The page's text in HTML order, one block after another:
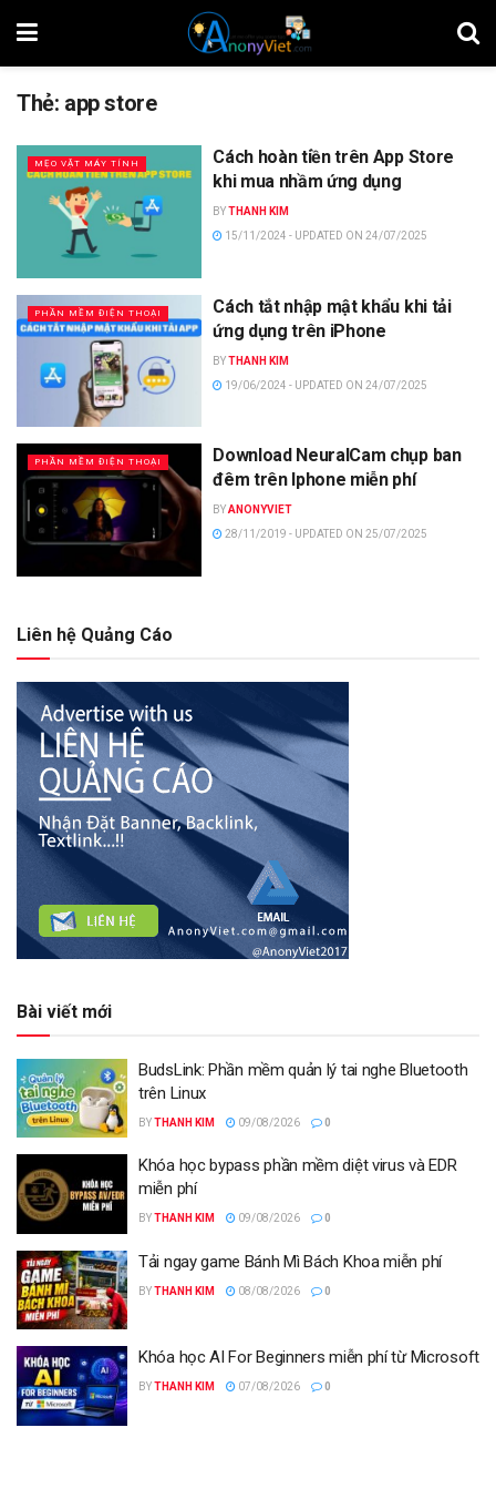
Thẻ: app store
MẸO VẶT MÁY TÍNH
Cách hoàn tiền trên App Store
khi mua nhầm ứng dụng
BYTHANH KIM
15/11/2024 - UPDATED ON 24/07/2025
PHẦN MỀM ĐIỆN THOẠI
Cách tắt nhập mật khẩu khi tải
ứng dụng trên iPhone
BYTHANH KIM
19/06/2024 - UPDATED ON 24/07/2025
PHẦN MỀM ĐIỆN THOẠI
Download NeuralCam chụp ban
đêm trên Iphone miễn phí
BYANONYVIET
28/11/2019 - UPDATED ON 25/07/2025
Liên hệ Quảng Cáo
Bài viết mới
BudsLink: Phần mềm quản lý tai nghe Bluetooth
trên Linux
BYTHANH KIM 09/08/2026 0
Khóa học bypass phần mềm diệt virus và EDR
miễn phí
BYTHANH KIM 09/08/2026 0
Tải ngay game Bánh Mì Bách Khoa miễn phí
BYTHANH KIM 08/08/2026 0
Khóa học AI For Beginners miễn phí từ Microsoft
BYTHANH KIM 07/08/2026 0